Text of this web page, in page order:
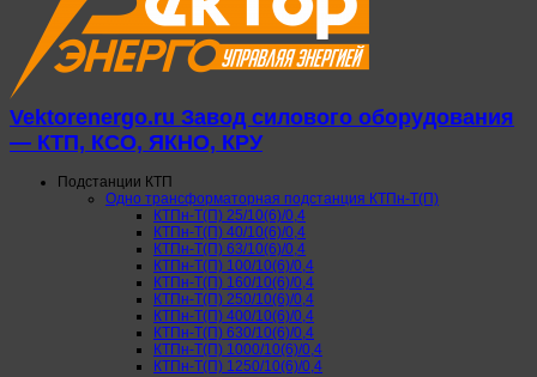
Vektorenergo.ru Завод силового оборудования
— КТП, КСО, ЯКНО, КРУ
Подстанции КТП
Одно трансформаторная подстанция КТПн-Т(П)
КТПн-Т(П) 25/10(6)/0,4
КТПн-Т(П) 40/10(6)/0,4
КТПн-Т(П) 63/10(6)/0,4
КТПн-Т(П) 100/10(6)/0,4
КТПн-Т(П) 160/10(6)/0,4
КТПн-Т(П) 250/10(6)/0,4
КТПн-Т(П) 400/10(6)/0,4
КТПн-Т(П) 630/10(6)/0,4
КТПн-Т(П) 1000/10(6)/0,4
КТПн-Т(П) 1250/10(6)/0,4